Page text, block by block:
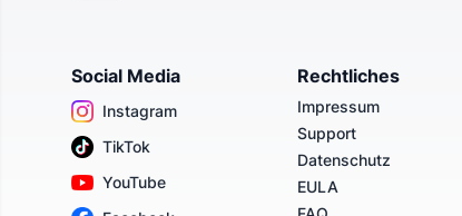
Social Media
Instagram
TikTok
YouTube
Rechtliches
Impressum
Support
Datenschutz
EULA